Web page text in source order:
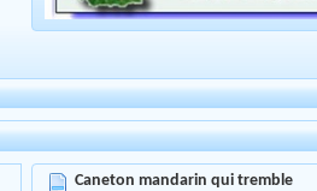
Caneton mandarin qui tremble